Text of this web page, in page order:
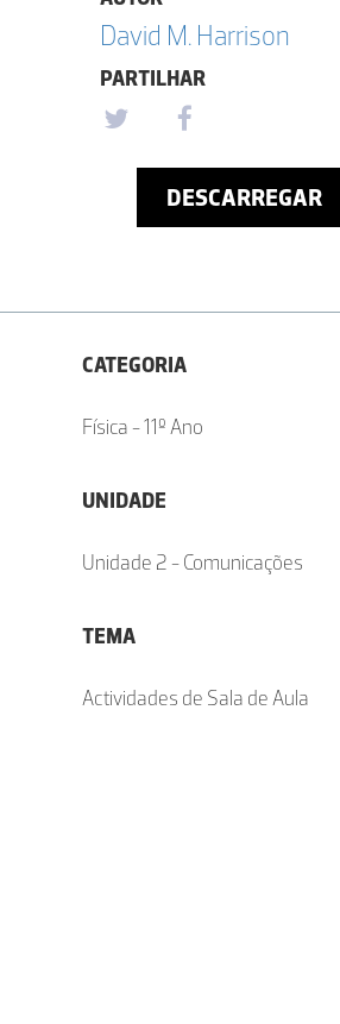
David M. Harrison
PARTILHAR
DESCARREGAR
CATEGORIA
Física - 11º Ano
UNIDADE
Unidade 2 - Comunicações
TEMA
Actividades de Sala de Aula